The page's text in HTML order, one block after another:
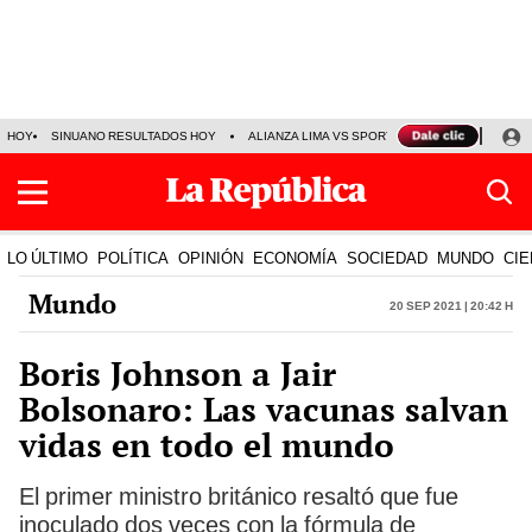
HOY SINUANO RESULTADOS HOY ALIANZA LIMA VS SPORT BOYS JORGE
LO ÚLTIMO POLÍTICA OPINIÓN ECONOMÍA SOCIEDAD MUNDO
Mundo 20 Sep 2021 | 20:42 h
Boris Johnson a Jair
Bolsonaro: Las vacunas salvan
vidas en todo el mundo
El primer ministro británico resaltó que fue
inoculado dos veces con la fórmula de